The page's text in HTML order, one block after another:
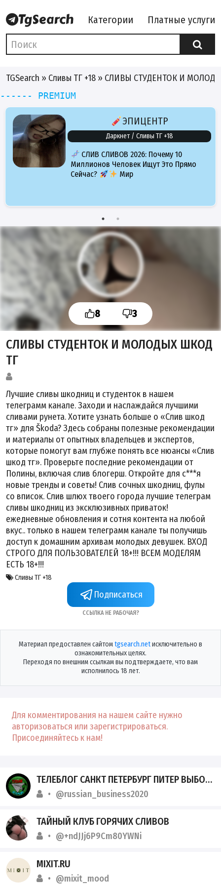
Категории Платные услуги
TGSearch » Сливы ТГ +18 » СЛИВЫ СТУДЕНТОК И
------ PREMIUM
ЭПИЦЕНТР
Даркнет / Сливы ТГ +18
СЛИВ СЛИВОВ 2026: Почему 10
Миллионов Человек Ищут Это Прямо
Сейчас?
Мир
8 3
СЛИВЫ СТУДЕНТОК И МОЛОДЫХ ШКОД
ТГ
Лучшие сливы шкодниц и студенток в нашем
телеграмм канале. Заходи и наслаждайся лучшими
сливами рунета. Хотите узнать больше о «Слив шкод
тг» для Škoda? Здесь собраны полезные рекомендации
и материалы от опытных владельцев и экспертов,
которые помогут вам глубже понять все нюансы «Слив
шкод тг». Проверьте последние рекомендации от
Полины, включая слив блогерш. Откройте для с***я
новые тренды и советы! Слив сочных шкодниц, фулы
со вписок. Слив шлюх твоего города лучшие телеграм
сливы шкодниц из эксклюзивных приваток!
ежедневные обновления и сотня контента на любой
вкус.. только в нашем телеграмм канале ты получишь
доступ к домашним архивам молодых девушек. ВХОД
СТРОГО ДЛЯ ПОЛЬЗОВАТЕЛЕЙ 18+!!! ВСЕМ МОДЕЛЯМ
ЕСТЬ 18+!!!
Сливы ТГ +18
Подписаться
Ссылка не рабочая?
Материал предоставлен сайтомtgsearch.netисключительно в
ознакомительных целях.
Переходя по внешним ссылкам вы подтверждаете, что вам
исполнилось 18 лет.
Для комментирования на нашем сайте нужно
авторизоваться или зарегистрироваться.
Присоединяйтесь к нам!
ТЕЛЕБЛОГ САНКТ ПЕТЕРБУРГ ПИТЕР ВЫБОРГ МУРИНО ГАТЧИНА ВСЕВОЛОЖСК СЕРТОЛОВО КУДРОВО НОВОСТИ РЕКЛАМА ОБЪЯВЛЕНИЯ АФИША КВАРТИРЫ
@russian_business2020
ТАЙНЫЙ КЛУБ ГОРЯЧИХ СЛИВОВ
@+ndJJj6P9Cm80YWNi
MIXIT.RU
@mixit_mood